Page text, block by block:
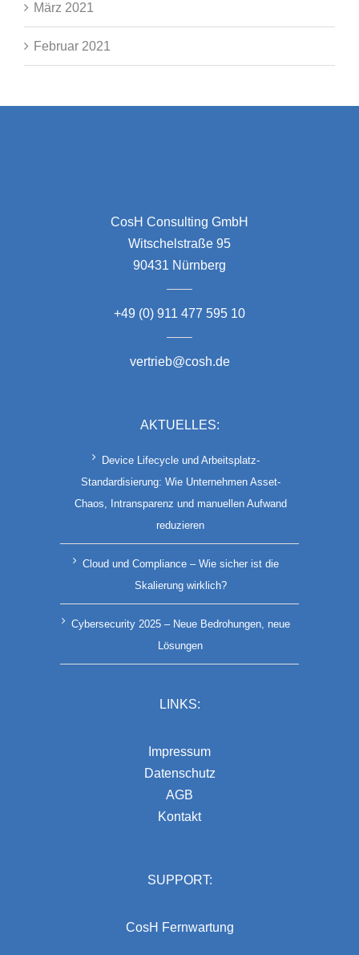
März 2021
Februar 2021
CosH Consulting GmbH
Witschelstraße 95
90431 Nürnberg
+49 (0) 911 477 595 10
vertrieb@cosh.de
AKTUELLES:
Device Lifecycle und Arbeitsplatz-
Standardisierung: Wie Unternehmen Asset-
Chaos, Intransparenz und manuellen Aufwand
reduzieren
Cloud und Compliance – Wie sicher ist die
Skalierung wirklich?
Cybersecurity 2025 – Neue Bedrohungen, neue
Lösungen
LINKS:
Impressum
Datenschutz
AGB
Kontakt
SUPPORT:
CosH Fernwartung